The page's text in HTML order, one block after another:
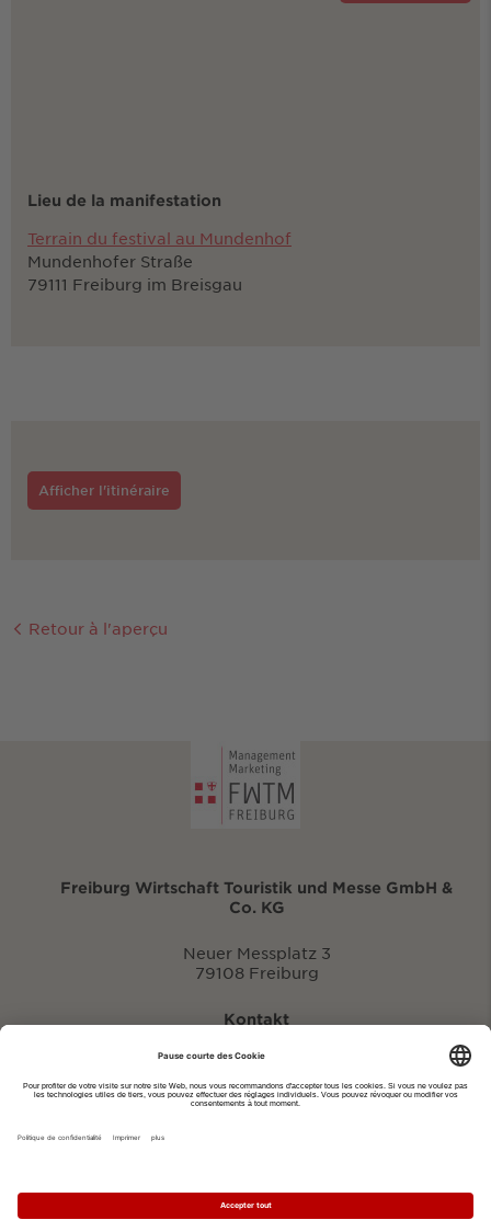
Lieu de la manifestation
Terrain du festival au Mundenhof
Mundenhofer Straße
79111 Freiburg im Breisgau
Afficher l'itinéraire
Retour à l'aperçu
Freiburg Wirtschaft Touristik und Messe GmbH &
Co. KG
Neuer Messplatz 3
79108 Freiburg
Kontakt
eventportal@fwtm.de
Imprimer